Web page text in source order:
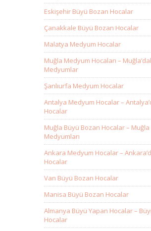
Eskişehir Büyü Bozan Hocalar
Çanakkale Büyü Bozan Hocalar
Malatya Medyum Hocalar
Muğla Medyum Hocaları –
Medyumlar
Şanlıurfa Medyum Hocalar
Antalya Medyum Hocalar –
Hocalar
Muğla Büyü Bozan Hocalar – Muğla
Medyumları
Ankara Medyum Hocalar –
Hocalar
Van Büyü Bozan Hocalar
Manisa Büyü Bozan Hocalar
Almanya Büyü Yapan Hocalar –
Hocalar